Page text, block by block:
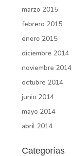
marzo 2015
febrero 2015
enero 2015
diciembre 2014
noviembre 2014
octubre 2014
junio 2014
mayo 2014
abril 2014
Categorías